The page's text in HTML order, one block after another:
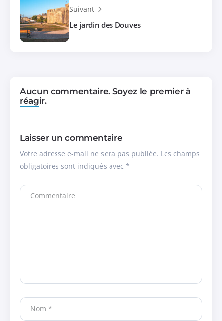
Suivant
Le jardin des Douves
Aucun commentaire. Soyez le premier à
réagir.
Laisser un commentaire
Votre adresse e-mail ne sera pas publiée. Les champs
obligatoires sont indiqués avec *